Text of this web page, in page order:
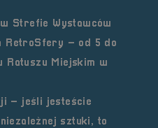
Strefie Wystawców
RetroSfery – od 5 do
Ratuszu Miejskim w
– jeśli jesteście
sztuki, to